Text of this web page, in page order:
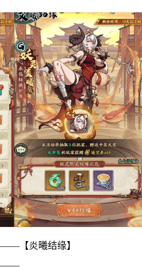
炎曦结缘】